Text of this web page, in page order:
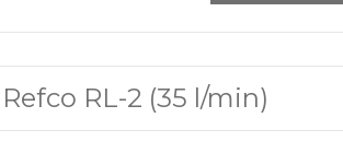
RL-2 (35 l/min)